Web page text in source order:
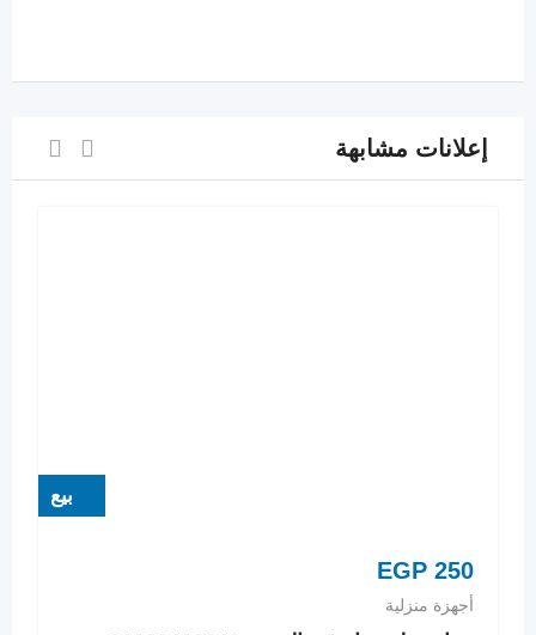
إعلانات مشابهة
بيع
EGP 250
أجهزة منزلية